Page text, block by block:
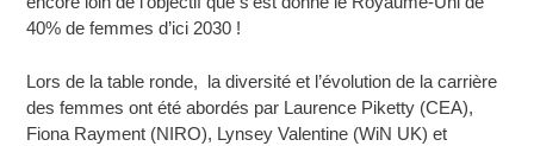
40% de femmes d’ici 2030 !
Lors de la table ronde, la diversité et l’évolution de la carrière
des femmes ont été abordés par Laurence Piketty (CEA),
Fiona Rayment (NIRO), Lynsey Valentine (WiN UK) et